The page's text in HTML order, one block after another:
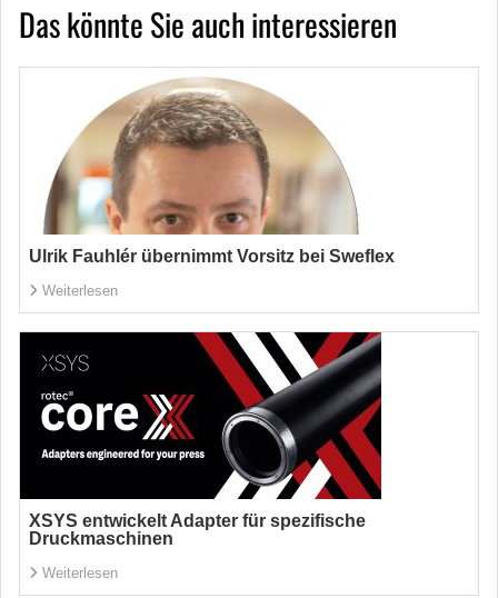
Das könnte Sie auch interessieren
Ulrik Fauhlér übernimmt Vorsitz bei Sweflex
Weiterlesen
XSYS entwickelt Adapter für spezifische
Druckmaschinen
Weiterlesen